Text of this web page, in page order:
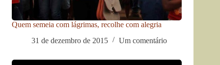
Quem semeia com lágrimas, recolhe com alegria
31 de dezembro de 2015
Um comentário